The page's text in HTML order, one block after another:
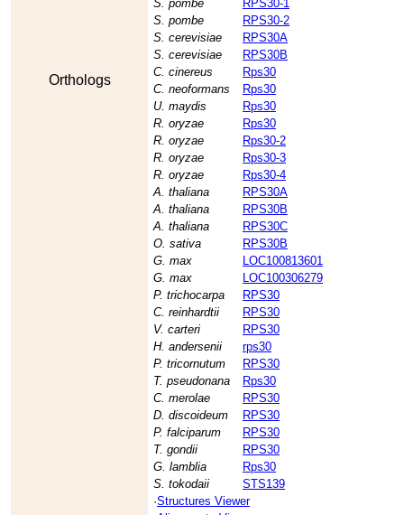
Orthologs
S. pombe
RPS30-1
S. pombe
RPS30-2
S. cerevisiae
RPS30A
S. cerevisiae
RPS30B
C. cinereus
Rps30
C. neoformans
Rps30
U. maydis
Rps30
R. oryzae
Rps30
R. oryzae
Rps30-2
R. oryzae
Rps30-3
R. oryzae
Rps30-4
A. thaliana
RPS30A
A. thaliana
RPS30B
A. thaliana
RPS30C
O. sativa
RPS30B
G. max
LOC100813601
G. max
LOC100306279
P. trichocarpa
RPS30
C. reinhardtii
RPS30
V. carteri
RPS30
H. andersenii
rps30
P. tricornutum
RPS30
T. pseudonana
Rps30
C. merolae
RPS30
D. discoideum
RPS30
P. falciparum
RPS30
T. gondii
RPS30
G. lamblia
Rps30
S. tokodaii
STS139
·Structures Viewer